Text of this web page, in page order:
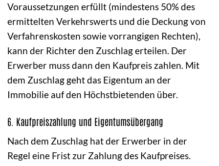
Voraussetzungen erfüllt (mindestens 50% des
ermittelten Verkehrswerts und die Deckung von
Verfahrenskosten sowie vorrangigen Rechten),
kann der Richter den Zuschlag erteilen. Der
Erwerber muss dann den Kaufpreis zahlen. Mit
dem Zuschlag geht das Eigentum an der
Immobilie auf den Höchstbietenden über.
6. Kaufpreiszahlung und Eigentumsübergang
Nach dem Zuschlag hat der Erwerber in der
Regel eine Frist zur Zahlung des Kaufpreises.